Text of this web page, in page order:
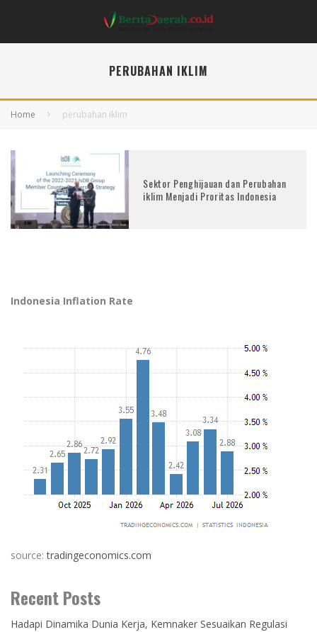
PERUBAHAN IKLIM
Home perubahan iklim
Sektor Penghijauan dan Perubahan
iklim Menjadi Proritas Indonesia
Indonesia Inflation Rate
source:tradingeconomics.com
Recent Posts
Hadapi Dinamika Dunia Kerja, Kemnaker Sesuaikan Regulasi